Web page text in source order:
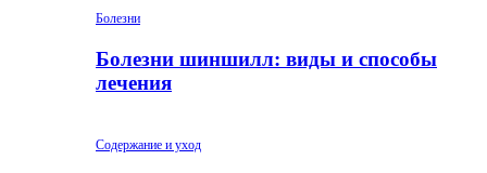
Болезни
Болезни шиншилл: виды и способы
лечения
Содержание и уход